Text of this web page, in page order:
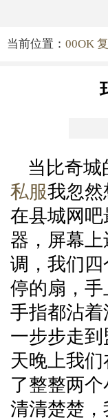
当前位置： 00OK
当比奇
私服我忽然
在县城网
器，屏幕
调，我们
停的扇，
手指都沾
一步步走
天晚上我
了整整两
清清楚楚